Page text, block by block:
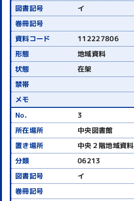
イ
112227806
地域資料
在架
3
中央図書館
中央２階地域資料
06213
イ